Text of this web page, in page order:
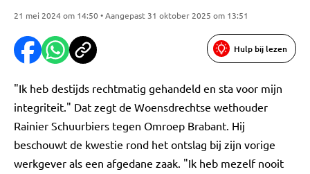
21 mei 2024 om 14:50 • Aangepast 31 oktober 2025 om 13:51
Hulp bij lezen
"Ik heb destijds rechtmatig gehandeld en sta voor mijn
integriteit." Dat zegt de Woensdrechtse wethouder
Rainier Schuurbiers tegen Omroep Brabant. Hij
beschouwt de kwestie rond het ontslag bij zijn vorige
werkgever als een afgedane zaak. "Ik heb mezelf nooit